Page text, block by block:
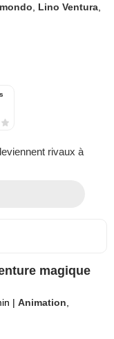
Lino Ventura
rivaux à
magique
| Animation